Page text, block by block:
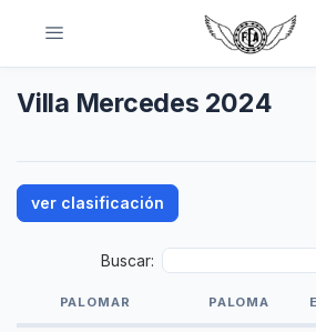
Villa Mercedes 2024
ver clasificación
Buscar:
PALOMAR PALOMA